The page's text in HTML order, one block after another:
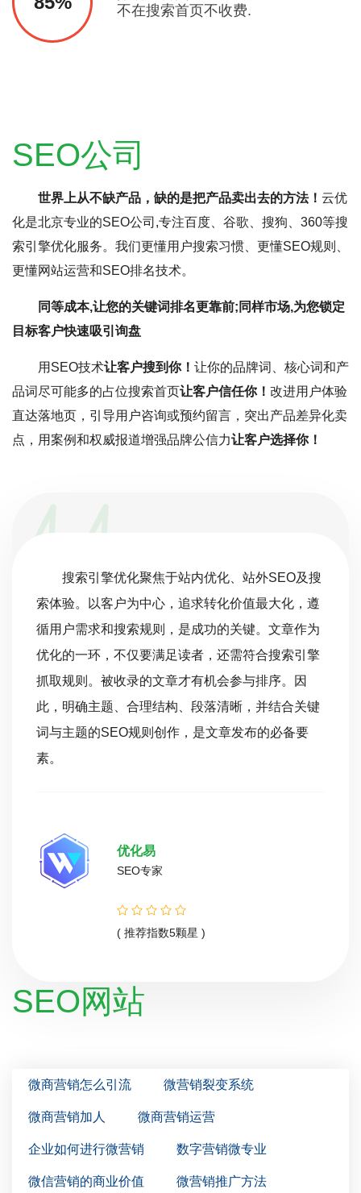
不在搜索首页不收费.
SEO公司
世界上从不缺产品，缺的是把产品卖出去的方法！ 云优
化是北京专业的SEO公司,专注百度、谷歌、搜狗、360等搜
索引擎优化服务。我们更懂用户搜索习惯、更懂SEO规则、
更懂网站运营和SEO排名技术。
同等成本,让您的关键词排名更靠前;同样市场,为您锁定
目标客户快速吸引询盘
用SEO技术让客户搜到你！ 让你的品牌词、核心词和产
品词尽可能多的占位搜索首页让客户信任你！ 改进用户体验
直达落地页，引导用户咨询或预约留言，突出产品差异化卖
点，用案例和权威报道增强品牌公信力让客户选择你！
搜索引擎优化聚焦于站内优化、站外SEO及搜
索体验。以客户为中心，追求转化价值最大化，遵
循用户需求和搜索规则，是成功的关键。文章作为
优化的一环，不仅要满足读者，还需符合搜索引擎
抓取规则。被收录的文章才有机会参与排序。因
此，明确主题、合理结构、段落清晰，并结合关键
词与主题的SEO规则创作，是文章发布的必备要
素。
优化易
SEO专家
( 推荐指数5颗星 )
SEO网站
微商营销怎么引流 微营销裂变系统
微商营销加人 微商营销运营
企业如何进行微营销 数字营销微专业
微信营销的商业价值 微营销推广方法